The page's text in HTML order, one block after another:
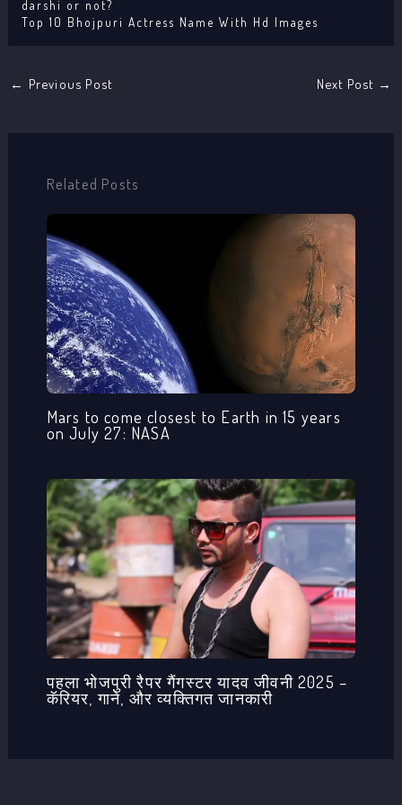
darshi or not?
Top 10 Bhojpuri Actress Name With Hd Images
← Previous Post Next Post →
Related Posts
Mars to come closest to Earth in 15 years
on July 27: NASA
पहला भोजपुरी रैपर गैंगस्टर यादव जीवनी 2025 –
कॅरियर, गाने, और व्यक्तिगत जानकारी